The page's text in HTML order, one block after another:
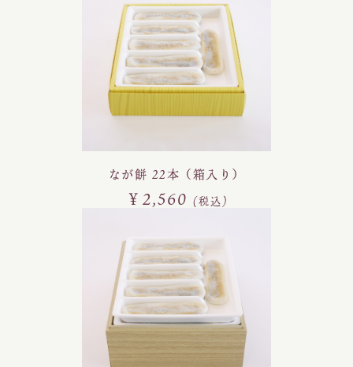
なが餅 22本（箱入り）
￥2,560 (税込)